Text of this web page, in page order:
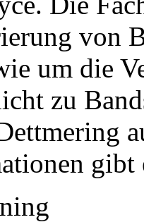
von
um die
zu
gibt